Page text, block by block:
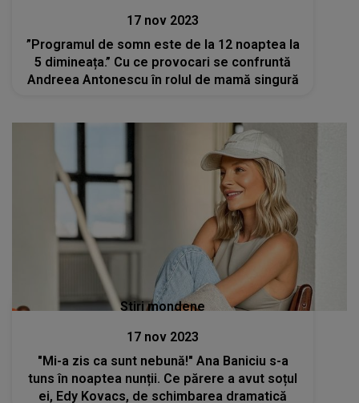
17 nov 2023
”Programul de somn este de la 12 noaptea la
5 dimineața.” Cu ce provocari se confruntă
Andreea Antonescu în rolul de mamă singură
Stiri mondene
17 nov 2023
"Mi-a zis ca sunt nebună!" Ana Baniciu s-a
tuns în noaptea nunții. Ce părere a avut soțul
ei, Edy Kovacs, de schimbarea dramatică